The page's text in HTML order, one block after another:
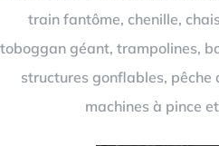
train fantôme, chenille,
toboggan géant, trampolines,
structures gonflables, pêche
machines à pince